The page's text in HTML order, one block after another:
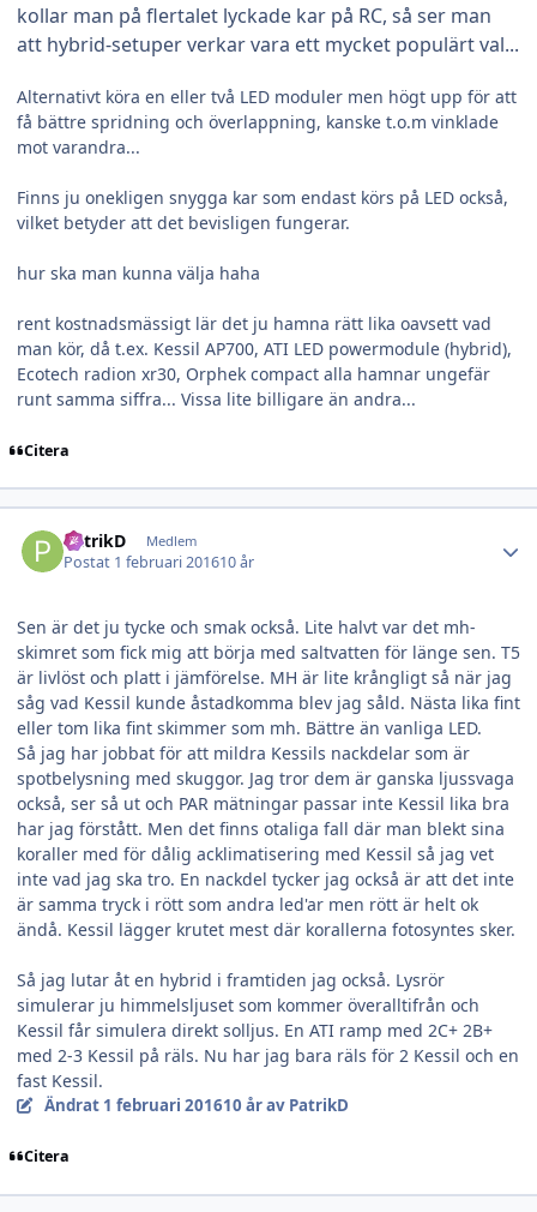
kollar man på flertalet lyckade kar på RC, så ser man
att hybrid-setuper verkar vara ett mycket populärt val...
Alternativt köra en eller två LED moduler men högt upp för att
få bättre spridning och överlappning, kanske t.o.m vinklade
mot varandra...
Finns ju onekligen snygga kar som endast körs på LED också,
vilket betyder att det bevisligen fungerar.
hur ska man kunna välja haha
rent kostnadsmässigt lär det ju hamna rätt lika oavsett vad
man kör, då t.ex. Kessil AP700, ATI LED powermodule (hybrid),
Ecotech radion xr30, Orphek compact alla hamnar ungefär
runt samma siffra... Vissa lite billigare än andra...
Citera
PatrikD Medlem
Postat 1 februari 201610 år
Sen är det ju tycke och smak också. Lite halvt var det mh-
skimret som fick mig att börja med saltvatten för länge sen. T5
är livlöst och platt i jämförelse. MH är lite krångligt så när jag
såg vad Kessil kunde åstadkomma blev jag såld. Nästa lika fint
eller tom lika fint skimmer som mh. Bättre än vanliga LED.
Så jag har jobbat för att mildra Kessils nackdelar som är
spotbelysning med skuggor. Jag tror dem är ganska ljussvaga
också, ser så ut och PAR mätningar passar inte Kessil lika bra
har jag förstått. Men det finns otaliga fall där man blekt sina
koraller med för dålig acklimatisering med Kessil så jag vet
inte vad jag ska tro. En nackdel tycker jag också är att det inte
är samma tryck i rött som andra led'ar men rött är helt ok
ändå. Kessil lägger krutet mest där korallerna fotosyntes sker.
Så jag lutar åt en hybrid i framtiden jag också. Lysrör
simulerar ju himmelsljuset som kommer överalltifrån och
Kessil får simulera direkt solljus. En ATI ramp med 2C+ 2B+
med 2-3 Kessil på räls. Nu har jag bara räls för 2 Kessil och en
fast Kessil.
Ändrat 1 februari 201610 årav PatrikD
Citera